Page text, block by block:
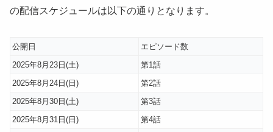
の配信スケジュールは以下の通りとなります。
公開日
エピソード数
2025年8月23日(土)
第1話
2025年8月24日(日)
第2話
2025年8月30日(土)
第3話
2025年8月31日(日)
第4話